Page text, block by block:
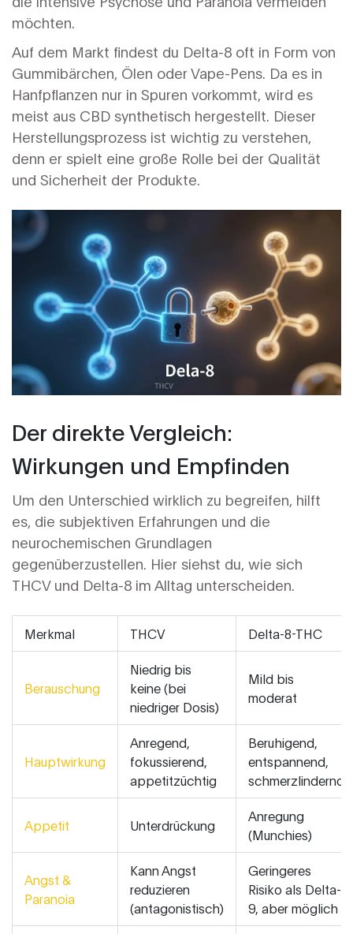
möchten.
Auf dem Markt findest du Delta-8 oft in Form von
Gummibärchen, Ölen oder Vape-Pens. Da es in
Hanfpflanzen nur in Spuren vorkommt, wird es
meist aus CBD synthetisch hergestellt. Dieser
Herstellungsprozess ist wichtig zu verstehen,
denn er spielt eine große Rolle bei der Qualität
und Sicherheit der Produkte.
Der direkte Vergleich:
Wirkungen und Empfinden
Um den Unterschied wirklich zu begreifen, hilft
es, die subjektiven Erfahrungen und die
neurochemischen Grundlagen
gegenüberzustellen. Hier siehst du, wie sich
THCV und Delta-8 im Alltag unterscheiden.
Merkmal THCV Delta-8-THC
Berauschung
Niedrig bis
keine (bei
niedriger Dosis)
Mild bis
moderat
Hauptwirkung
Anregend,
fokussierend,
appetitzüchtig
Beruhigend,
entspannend,
schmerzlindernd
Appetit Unterdrückung
Anregung
(Munchies)
Angst &
Paranoia
Kann Angst
reduzieren
(antagonistisch)
Geringeres
Risiko als Delta-
9, aber möglich